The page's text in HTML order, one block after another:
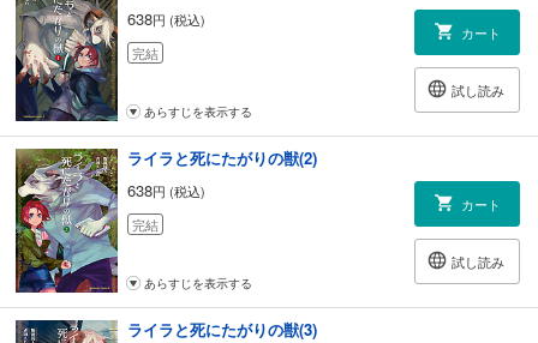
638円 (税込)
完結
カート
試し読み
あらすじを表示する
ライラと死にたがりの獣(2)
638円 (税込)
完結
カート
試し読み
あらすじを表示する
ライラと死にたがりの獣(3)